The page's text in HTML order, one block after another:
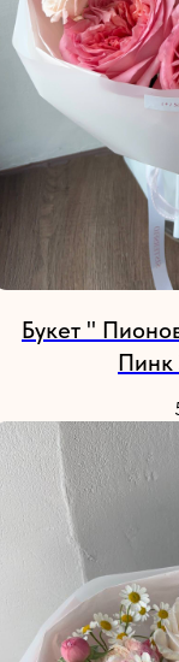
Букет "
Пинк